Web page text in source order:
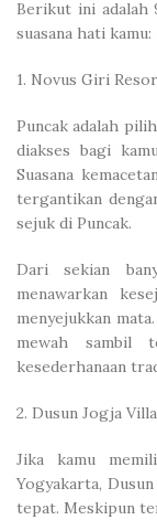
Berikut ini adalah
suasana hati kamu:
1. Novus Giri
Puncak adalah
diakses bagi
Suasana
tergantikan
sejuk di Puncak.
Dari sekian
menawarkan
menyejukkan
mewah sambil
kesederhanaan
2. Dusun Jogja
Jika kamu
Yogyakarta,
tepat. Meskipun